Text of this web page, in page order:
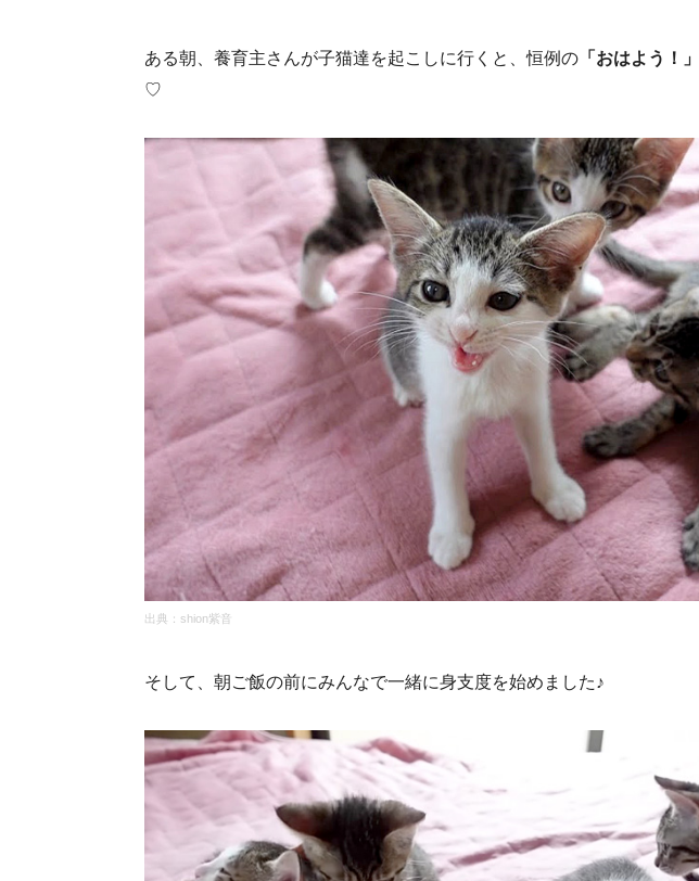
ある朝、養育主さんが子猫達を起こしに行くと、恒例の 「おはよう！」
♡
出典： shion紫音
そして、朝ご飯の前にみんなで一緒に身支度を始めました♪